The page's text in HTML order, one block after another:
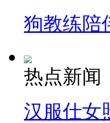
狗教练陪
热点新闻
汉服仕女